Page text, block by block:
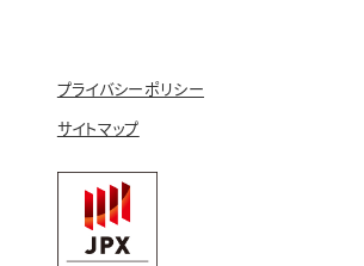
プライバシーポリシー
サイトマップ